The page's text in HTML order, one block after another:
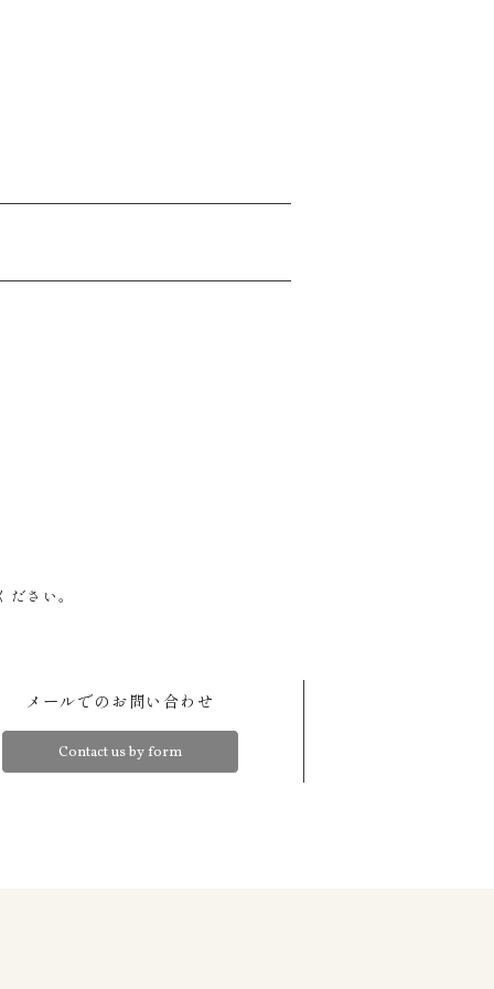
さい。
メールでのお問い合わせ
Contact us by form